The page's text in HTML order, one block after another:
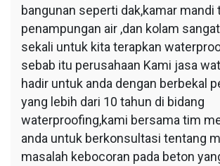
bangunan seperti dak,kamar mandi
penampungan air ,dan kolam
sekali untuk kita terapkan
sebab itu perusahaan Kami jasa
hadir untuk anda dengan berbekal
yang lebih dari 10 tahun di bidang
waterproofing,kami bersama tim
anda untuk berkonsultasi tentang
masalah kebocoran pada beton